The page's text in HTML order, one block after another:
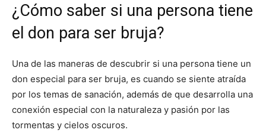
¿Cómo saber si una persona tiene
el don para ser bruja?
Una de las maneras de descubrir si una persona tiene un
don especial para ser bruja, es cuando se siente atraída
por los temas de sanación, además de que desarrolla una
conexión especial con la naturaleza y pasión por las
tormentas y cielos oscuros.